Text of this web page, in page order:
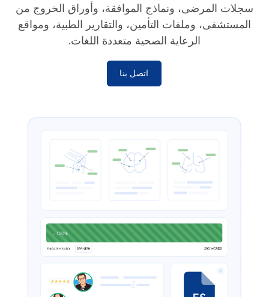
سجلات المرضى، ونماذج الموافقة، وأوراق الخروج من
المستشفى، وملفات التأمين، والتقارير الطبية، ومواقع
الرعاية الصحية متعددة اللغات.
اتصل بنا